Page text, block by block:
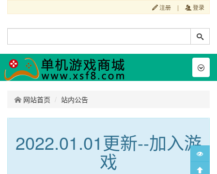
注册 | 登录
网站首页 站内公告
2022.01.01更新--加入游
戏